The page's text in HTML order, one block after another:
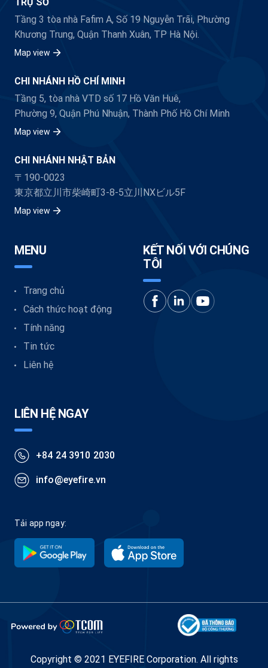
Tầng 3 tòa nhà Fafim A, Số 19 Nguyễn Trãi, Phường
Khương Trung, Quận Thanh Xuân, TP Hà Nội.
Map view
CHI NHÁNH HỒ CHÍ MINH
Tầng 5, tòa nhà VTD số 17 Hồ Văn Huê,
Phường 9, Quận Phú Nhuận, Thành Phố Hồ Chí Minh
Map view
CHI NHÁNH NHẬT BẢN
〒190-0023
東京都立川市柴崎町3-8-5立川NXビル5F
Map view
MENU
Trang chủ
Cách thức hoạt động
Tính năng
Tin tức
Liên hệ
LIÊN HỆ NGAY
+84 24 3910 2030
info@eyefire.vn
KẾT NỐI VỚI CHÚNG
TÔI
Tải app ngay:
Copyright © 2021 EYEFIRE Corporation. All rights